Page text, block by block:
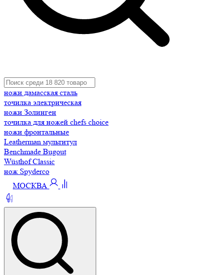
ножи дамасская сталь
точилка электрическая
ножи Золинген
точилка для ножей chefs choice
ножи фронтальные
Leatherman мультитул
Benchmade Bugout
Wüsthof Classic
нож Spyderco
МОСКВА